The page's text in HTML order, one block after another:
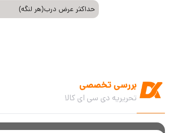
حداکثر عرض درب(هر لنگه)
بررسی تخصصی
تحریریه دی سی ای کالا